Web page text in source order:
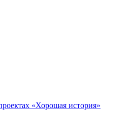
«Хорошая история»